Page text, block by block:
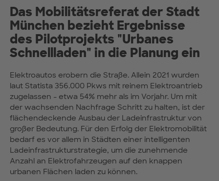
Das Mobilitätsreferat der Stadt
München bezieht Ergebnisse
des Pilotprojekts "Urbanes
Schnellladen" in die Planung ein
Elektroautos erobern die Straße. Allein 2021 wurden
laut Statista 356.000 Pkws mit reinem Elektroantrieb
zugelassen - etwa 54% mehr als im Vorjahr. Um mit
der wachsenden Nachfrage Schritt zu halten, ist der
flächendeckende Ausbau der Ladeinfrastruktur von
großer Bedeutung. Für den Erfolg der Elektromobilität
bedarf es vor allem in Städten einer intelligenten
Ladeinfrastrukturstrategie, um die zunehmende
Anzahl an Elektrofahrzeugen auf den knappen
urbanen Flächen laden zu können.